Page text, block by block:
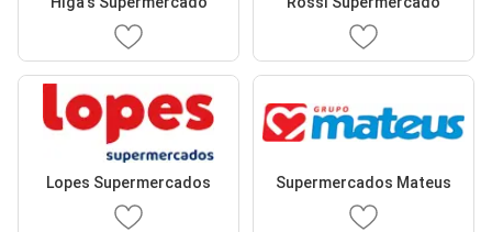
Lopes Supermercados Supermercados Mateus